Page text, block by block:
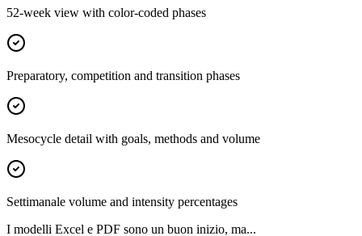
52-week view with color-coded phases
Preparatory, competition and transition phases
Mesocycle detail with goals, methods and volume
Settimanale volume and intensity percentages
I modelli Excel e PDF sono un buon inizio, ma...